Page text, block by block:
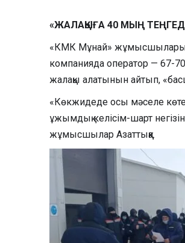
«ЖАЛАҚЫҒА 40 МЫҢ
«КМК Мұнай» жұмысшылары
компанияда оператор — 67-
жалақы алатынын айтып,
«Көкжидеде осы мәселе
ұжымдық келісім-шарт
жұмысшылар Азаттыққа.